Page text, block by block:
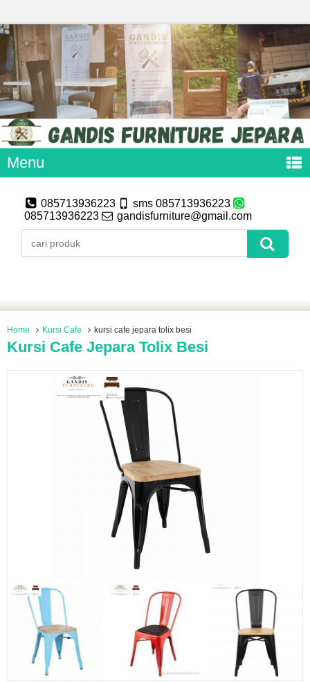
Menu
085713936223
sms 085713936223
085713936223
gandisfurniture@gmail.com
Home Kursi Cafe kursi cafe jepara tolix besi
Kursi Cafe Jepara Tolix Besi